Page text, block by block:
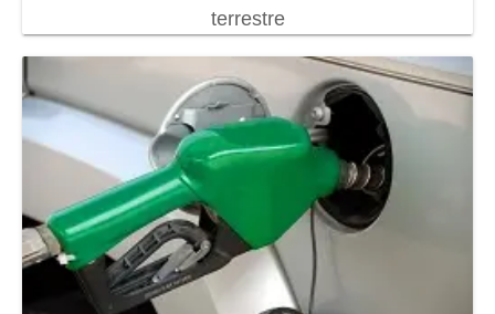
terrestre